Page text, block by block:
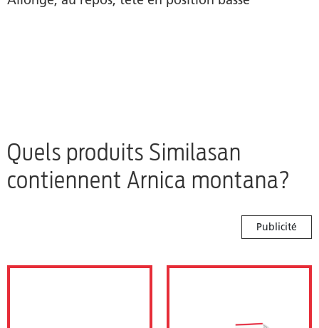
Quels produits Similasan
contiennent Arnica montana?
Publicité